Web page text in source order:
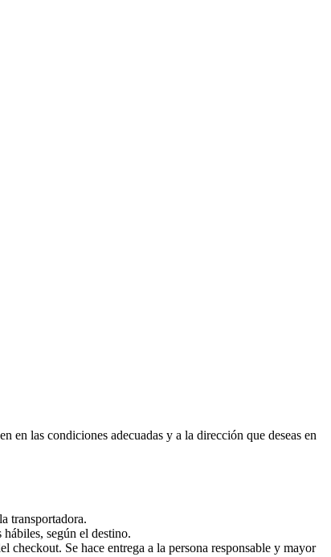
en las condiciones adecuadas y a la dirección que deseas en
transportadora.
según el destino.
Se hace entrega a la persona responsable y mayor